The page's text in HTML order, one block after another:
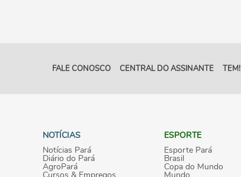
FALE CONOSCO CENTRAL DO ASSINANTE TEM!
NOTÍCIAS
Notícias Pará
Diário do Pará
AgroPará
Cursos & Empregos
ESPORTE
Esporte Pará
Brasil
Copa do Mundo
Mundo